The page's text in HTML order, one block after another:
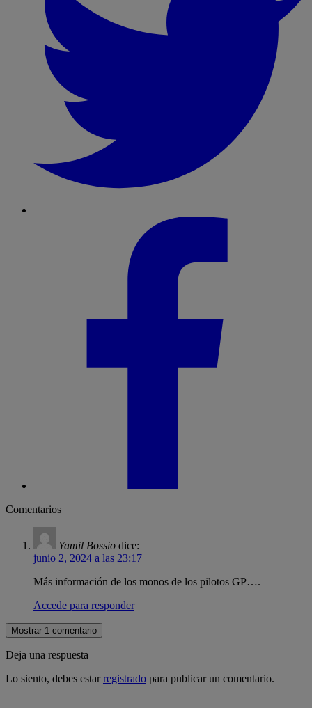
Comentarios
Yamil Bossio dice:
junio 2, 2024 a las 23:17
Más información de los monos de los pilotos GP….
Accede para responder
Mostrar 1 comentario
Deja una respuesta
Lo siento, debes estarregistrado para publicar un comentario.